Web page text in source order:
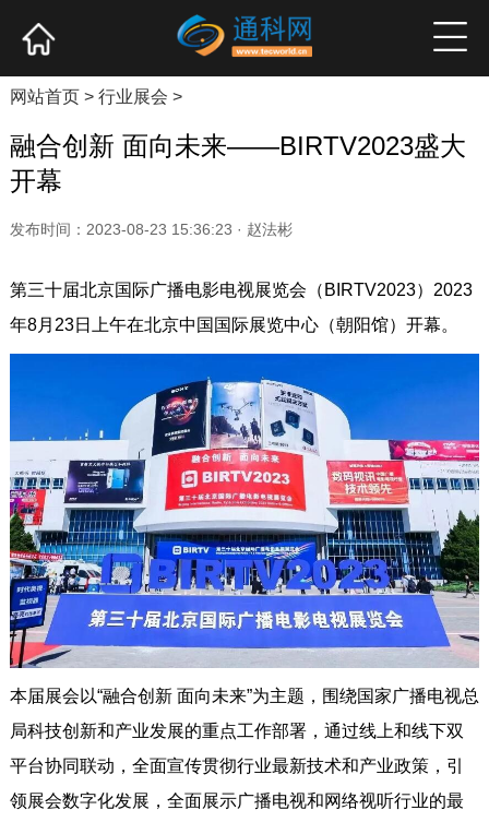
产业资讯 企业新品 高端访谈
网站首页> 行业展会 >
融合创新 面向未来——BIRTV2023盛大
开幕
发布时间：2023-08-23 15:36:23 · 赵法彬
第三十届北京国际广播电影电视展览会（BIRTV2023）2023
年8月23日上午在北京中国国际展览中心（朝阳馆）开幕。
本届展会以“融合创新 面向未来”为主题，围绕国家广播电视总
局科技创新和产业发展的重点工作部署，通过线上和线下双
平台协同联动，全面宣传贯彻行业最新技术和产业政策，引
领展会数字化发展，全面展示广播电视和网络视听行业的最